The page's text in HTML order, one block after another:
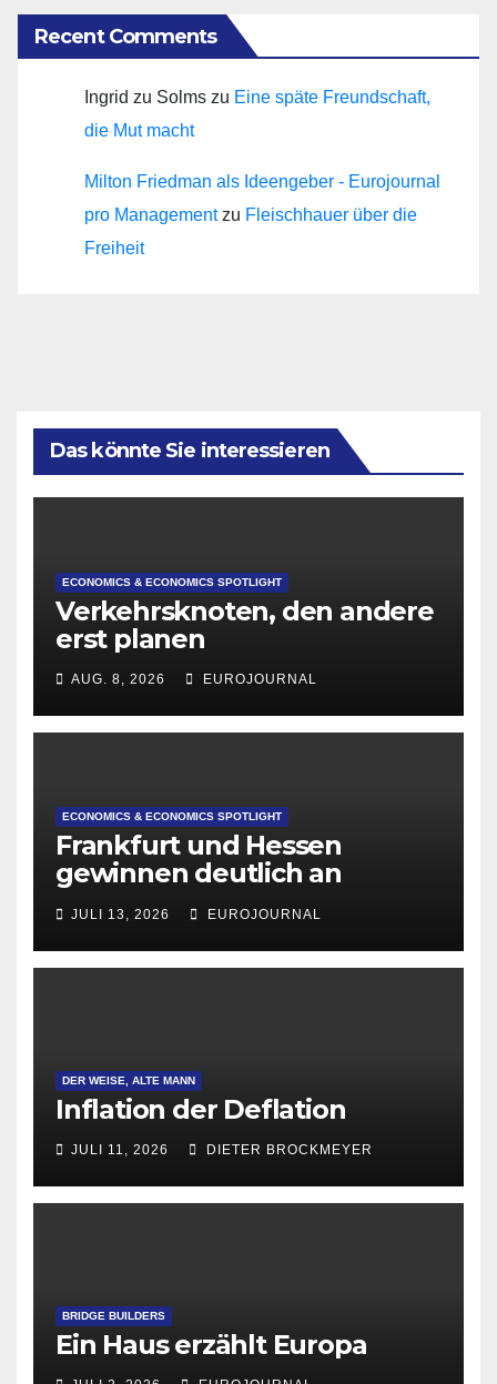
Recent Comments
Ingrid zu Solms zu Eine späte Freundschaft,
die Mut macht
Milton Friedman als Ideengeber - Eurojournal
pro Managementzu Fleischhauer über die
Freiheit
Das könnte Sie interessieren
ECONOMICS & ECONOMICS SPOTLIGHT
Verkehrsknoten, den andere
erst planen
AUG. 8, 2026 EUROJOURNAL
ECONOMICS & ECONOMICS SPOTLIGHT
Frankfurt und Hessen
gewinnen deutlich an
Attraktivität für Startup-
Gründungen
JULI 13, 2026 EUROJOURNAL
DER WEISE, ALTE MANN
Inflation der Deflation
JULI 11, 2026 DIETER BROCKMEYER
BRIDGE BUILDERS
Ein Haus erzählt Europa